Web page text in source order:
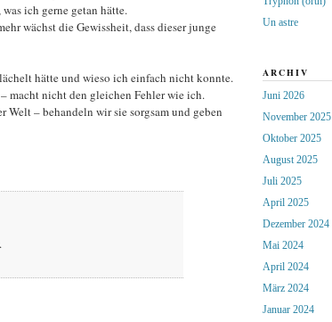
ich gerne getan hätte.
wächst die Gewissheit, dass dieser junge
hätte und wieso ich einfach nicht konnte.
macht nicht den gleichen Fehler wie ich.
Welt – behandeln wir sie sorgsam und geben
Un astre
ARCHIV
Juni 2026
November 2025
Oktober 2025
August 2025
Juli 2025
April 2025
Dezember 2024
Mai 2024
April 2024
März 2024
Januar 2024